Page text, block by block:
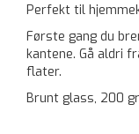
Perfekt til
Første gang du
kantene. Gå aldri
flater.
Brunt glass, 200 gr